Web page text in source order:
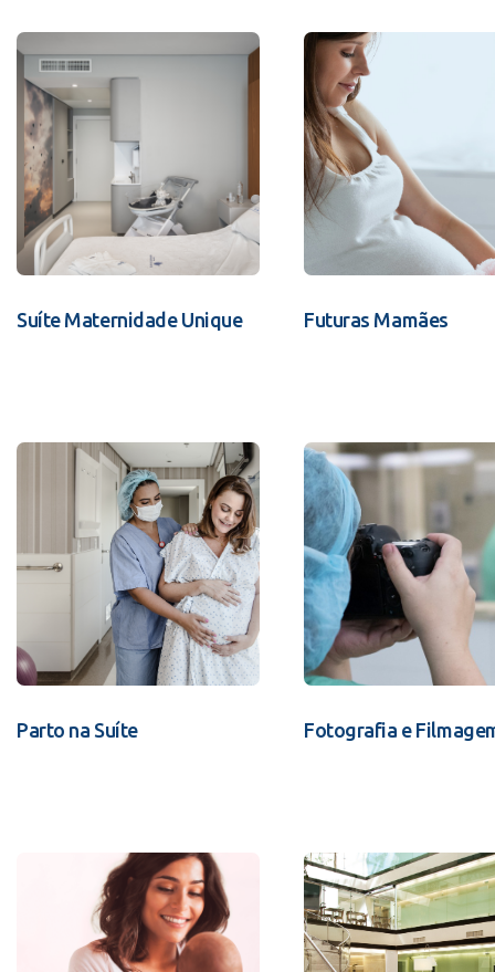
Suíte Maternidade Unique Futuras Mamães
Parto na Suíte Fotografia e